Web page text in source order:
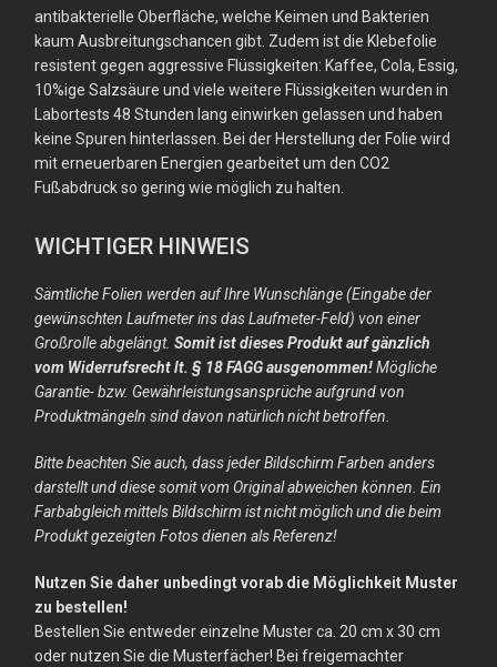
antibakterielle Oberfläche, welche Keimen und Bakterien
kaum Ausbreitungschancen gibt. Zudem ist die Klebefolie
resistent gegen aggressive Flüssigkeiten: Kaffee, Cola, Essig,
10%ige Salzsäure und viele weitere Flüssigkeiten wurden in
Labortests 48 Stunden lang einwirken gelassen und haben
keine Spuren hinterlassen. Bei der Herstellung der Folie wird
mit erneuerbaren Energien gearbeitet um den CO2
Fußabdruck so gering wie möglich zu halten.
WICHTIGER HINWEIS
Sämtliche Folien werden auf Ihre Wunschlänge (Eingabe der
gewünschten Laufmeter ins das Laufmeter-Feld) von einer
Großrolle abgelängt.Somit ist dieses Produkt auf gänzlich
vom Widerrufsrecht lt. § 18 FAGG ausgenommen!Mögliche
Garantie- bzw. Gewährleistungsansprüche aufgrund von
Produktmängeln sind davon natürlich nicht betroffen.
Bitte beachten Sie auch, dass jeder Bildschirm Farben anders
darstellt und diese somit vom Original abweichen können. Ein
Farbabgleich mittels Bildschirm ist nicht möglich und die beim
Produkt gezeigten Fotos dienen als Referenz!
Nutzen Sie daher unbedingt vorab die Möglichkeit Muster
zu bestellen!
Bestellen Sie entweder einzelne Muster ca. 20 cm x 30 cm
oder nutzen Sie die Musterfächer! Bei freigemachter